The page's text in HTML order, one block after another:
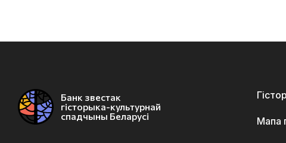
Банк звестак
гісторыка-культурнай
спадчыны Беларусі
Мапа